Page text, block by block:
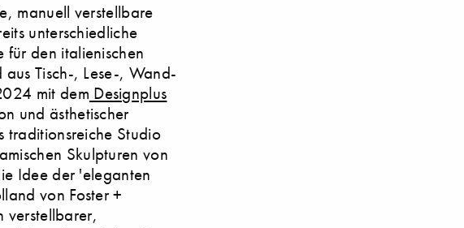
manuell verstellbare
unterschiedliche
für den italienischen
Tisch-, Lese-, Wand-
mit dem Designplus
und ästhetischer
traditionsreiche Studio
Skulpturen von
Idee der 'eleganten
von Foster +
verstellbarer,